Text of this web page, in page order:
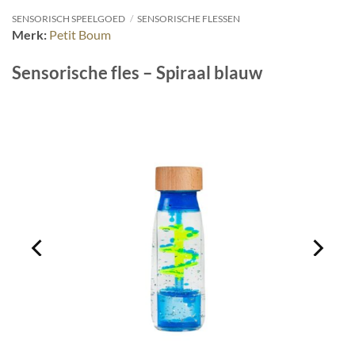
SENSORISCH SPEELGOED / SENSORISCHE FLESSEN
Merk: Petit Boum
Sensorische fles – Spiraal blauw